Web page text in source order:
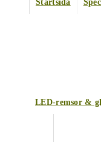
Startsida
LED-remsor &